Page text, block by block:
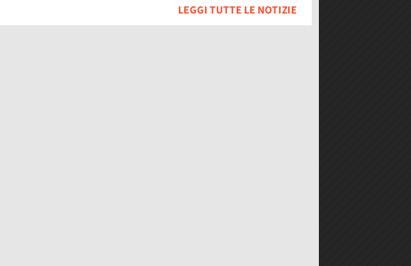
LEGGI TUTTE LE NOTIZIE